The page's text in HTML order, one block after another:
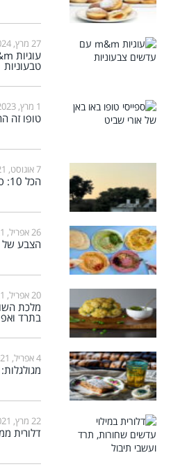
27 מרץ, 2024
טבעוניות
1 מרץ, 2023
טופו זה
7 אוגוסט, 2021
הכל 10: סיפורים מהחיים בלי מתכונים
26 אפריל, 2021
הצבע של
20 אפריל, 2021
מלכת
בתרד
4 אפריל, 2021
22 מרץ, 2021
דלורית